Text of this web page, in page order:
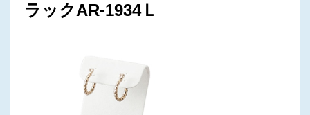
ラックAR-1934Ｌ